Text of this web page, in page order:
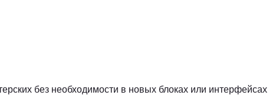
без необходимости в новых блоках или интерфейсах